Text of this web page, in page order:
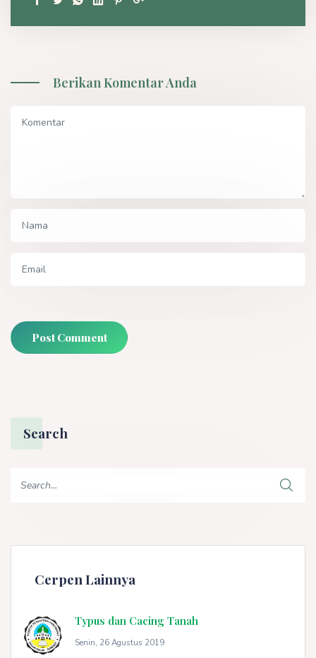
Berikan Komentar Anda
Post Comment
Search
Cerpen Lainnya
Typus dan Cacing Tanah
Senin, 26 Agustus 2019